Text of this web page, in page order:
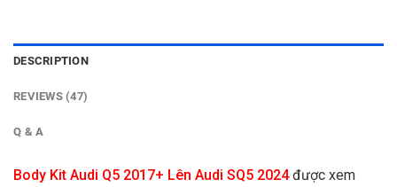
DESCRIPTION
REVIEWS (47)
Q & A
Body Kit Audi Q5 2017+ Lên Audi SQ5 2024được xem